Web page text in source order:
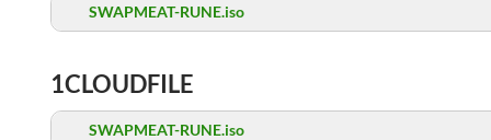
SWAPMEAT-RUNE.iso
1CLOUDFILE
SWAPMEAT-RUNE.iso